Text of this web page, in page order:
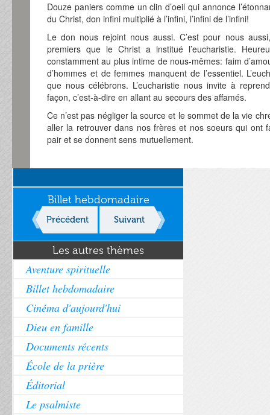
Douze paniers comme un clin d’oeil qui annonce
du Christ, don infini multiplié à l’infini, l’infini de l’infini!
Le don nous rejoint nous aussi. C’est pour nous
premiers que le Christ a institué l’eucharistie.
constamment au plus intime de nous-mêmes: faim
d’hommes et de femmes manquent de l’essentiel.
que nous célébrons. L’eucharistie nous invite à
façon, c’est-à-dire en allant au secours des affamés.
Ce n’est pas négliger la source et le sommet de la vie
aller la retrouver dans nos frères et nos soeurs qui ont
pair et se donnent sens mutuellement.
Billet hebdomadaire
Précédent Suivant
Les autres thèmes
Aventure spirituelle
Billet hebdomadaire
Cinéma d'aujourd'hui
Dieu en famille
Documents récents
École de la prière
Éditorial
Le psalmiste